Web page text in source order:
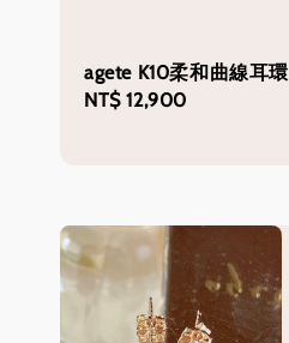
agete K10柔和曲線耳環
Regular
NT$ 12,900